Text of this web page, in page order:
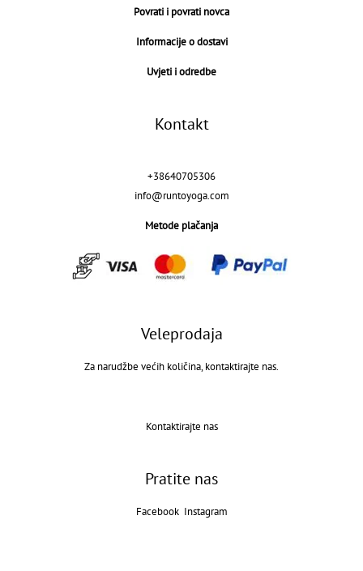
Povrati i povrati novca
Informacije o dostavi
Uvjeti i odredbe
Kontakt
+38640705306
info@runtoyoga.com
Metode plačanja
Veleprodaja
Za narudžbe većih količina, kontaktirajte nas.
Kontaktirajte nas
Pratite nas
Facebook Instagram